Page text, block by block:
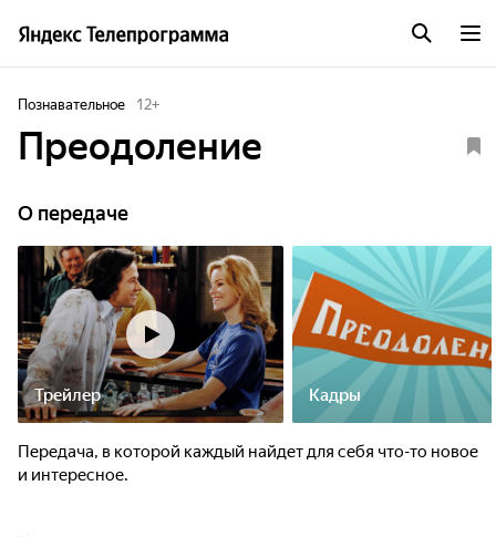
Познавательное 12+
Преодоление
О передаче
Трейлер Кадры
Передача, в которой каждый найдет для себя что-то новое
и интересное.